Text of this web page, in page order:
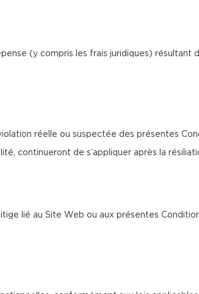
(y compris les frais juridiques) résultant
réelle ou suspectée des présentes
continueront de s’appliquer après la
lié au Site Web ou aux présentes